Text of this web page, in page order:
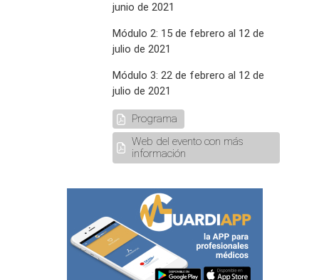
junio de 2021
Módulo 2: 15 de febrero al 12 de
julio de 2021
Módulo 3: 22 de febrero al 12 de
julio de 2021
Programa
Web del evento con más
información